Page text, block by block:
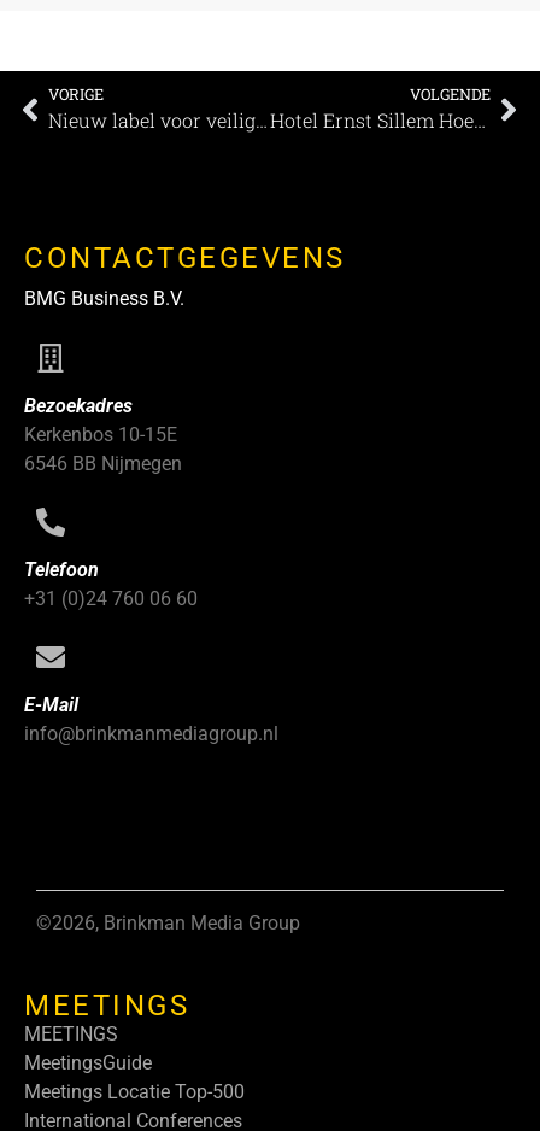
VORIGE
Nieuw label voor veiligheidsnormen en reinigingsprotocollen van Accor en Bureau Veritas
VOLGENDE
Hotel Ernst Sillem Hoeve zorgt voor veilig en onbezorgd verblijf
CONTACTGEGEVENS
BMG Business B.V.
Bezoekadres
Kerkenbos 10-15E
6546 BB Nijmegen
Telefoon
+31 (0)24 760 06 60
E-Mail
info@brinkmanmediagroup.nl
©2026, Brinkman Media Group
MEETINGS
MEETINGS
MeetingsGuide
Meetings Locatie Top-500
International Conferences